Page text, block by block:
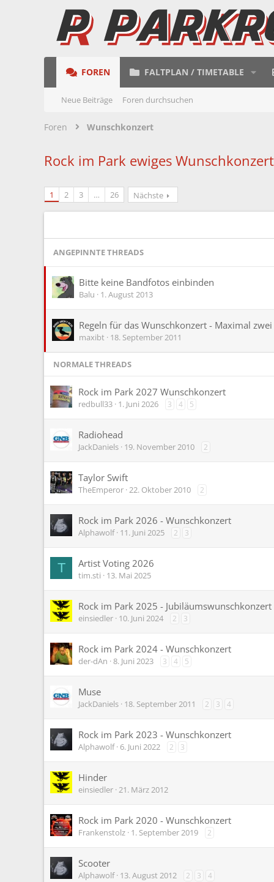
FOREN FALTPLAN / TIMETABLE
Neue Beiträge Foren durchsuchen
Foren Wunschkonzert
Rock im Park ewiges Wunschkonzert
1 2 3 … 26 Nächste
ANGEPINNTE THREADS
Bitte keine Bandfotos einbinden
Balu 1. August 2013
Regeln für das Wunschkonzert - Maximal
maxibt 18. September 2011
NORMALE THREADS
Rock im Park 2027 Wunschkonzert
redbull33 1. Juni 2026 3 4 5
Radiohead
JackDaniels 19. November 2010 2
Taylor Swift
TheEmperor 22. Oktober 2010 2
Rock im Park 2026 - Wunschkonzert
Alphawolf 11. Juni 2025 2 3
T Artist Voting 2026
tim.sti 13. Mai 2025
Rock im Park 2025 - Jubiläumswunschkonzert
einsiedler 10. Juni 2024 2 3
Rock im Park 2024 - Wunschkonzert
der-dAn 8. Juni 2023 3 4 5
Muse
JackDaniels 18. September 2011 2 3 4
Rock im Park 2023 - Wunschkonzert
Alphawolf 6. Juni 2022 2 3
Hinder
einsiedler 21. März 2012
Rock im Park 2020 - Wunschkonzert
Frankenstolz 1. September 2019 2
Scooter
Alphawolf 13. August 2012 2 3 4